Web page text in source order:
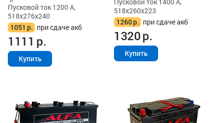
Пусковой ток 1200 А,
518x276x240
1051 р. при сдаче акб
1111 р.
Купить
518x260x223
1260р. при сдаче акб
1320р.
Купить